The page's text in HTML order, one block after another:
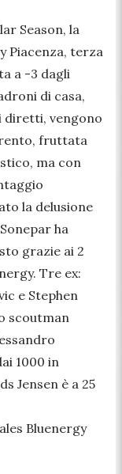
Season, la
Piacenza, terza
a -3 dagli
di casa,
diretti, vengono
fruttata
ma con
la delusione
ha
grazie ai 2
Tre ex:
e Stephen
scoutman
1000 in
Jensen è a 25
Bluenergy